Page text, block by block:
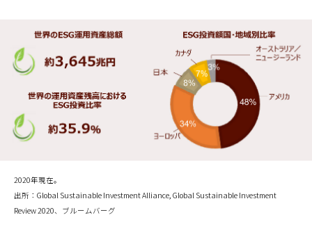
2020年現在。
出所：Global Sustainable Investment Alliance, Global Sustainable Investment
Review 2020、ブルームバーグ